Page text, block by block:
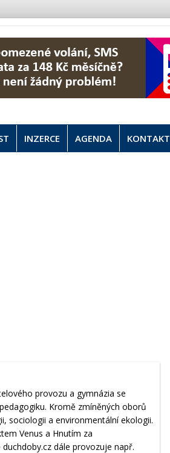
INZERCE AGENDA KONTAKT
provozu a gymnázia se
Kromě zmíněných oborů
sociologii a environmentální ekologii.
Venus a Hnutím za
dále provozuje např.